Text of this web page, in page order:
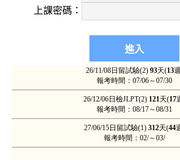
上課密碼：